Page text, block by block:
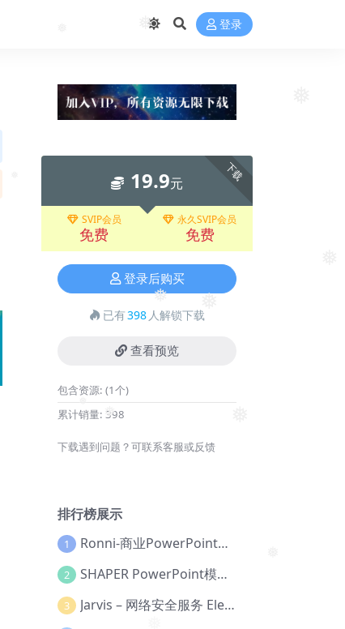
❅
❅
❅
❅
登录
下载
19.9元
SVIP会员
免费
永久SVIP会员
免费
登录后购买
已有398 人解锁下载
查看预览
包含资源: (1个)
累计销量: 398
下载遇到问题？可联系客服或反馈
排行榜展示
1 Ronni-商业PowerPoint模板【Dc-0077】
2 SHAPER PowerPoint模板【Dc-0184】
3 Jarvis – 网络安全服务 Elementor 模板套件【Aa-0035】